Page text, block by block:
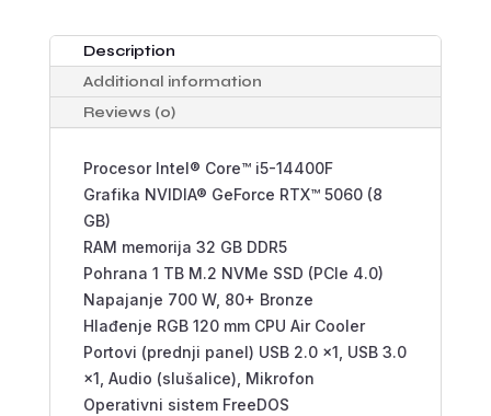
Description
Additional information
Reviews (0)
Procesor Intel® Core™ i5-14400F
Grafika NVIDIA® GeForce RTX™ 5060 (8
GB)
RAM memorija 32 GB DDR5
Pohrana 1 TB M.2 NVMe SSD (PCIe 4.0)
Napajanje 700 W, 80+ Bronze
Hlađenje RGB 120 mm CPU Air Cooler
Portovi (prednji panel) USB 2.0 ×1, USB 3.0
×1, Audio (slušalice), Mikrofon
Operativni sistem FreeDOS